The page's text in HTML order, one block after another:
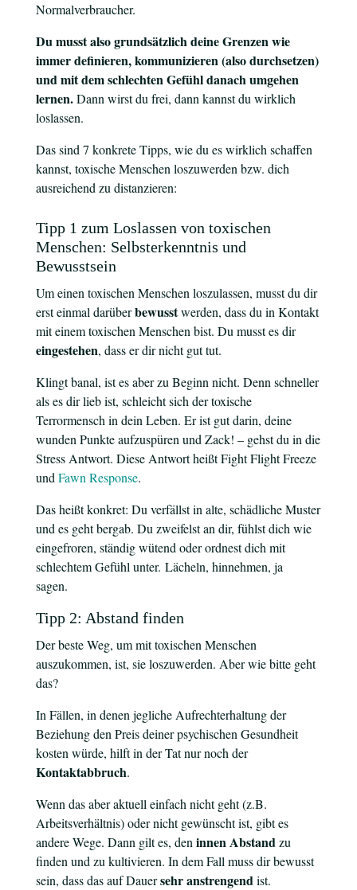
Normalverbraucher.
Du musst also grundsätzlich deine Grenzen wie
immer definieren, kommunizieren (also durchsetzen)
und mit dem schlechten Gefühl danach umgehen
lernen.Dann wirst du frei, dann kannst du wirklich
loslassen.
Das sind 7 konkrete Tipps, wie du es wirklich schaffen
kannst, toxische Menschen loszuwerden bzw. dich
ausreichend zu distanzieren:
Tipp 1 zum Loslassen von toxischen
Menschen: Selbsterkenntnis und
Bewusstsein
Um einen toxischen Menschen loszulassen, musst du dir
erst einmal darüberbewusstwerden, dass du in Kontakt
mit einem toxischen Menschen bist. Du musst es dir
eingestehen, dass er dir nicht gut tut.
Klingt banal, ist es aber zu Beginn nicht. Denn schneller
als es dir lieb ist, schleicht sich der toxische
Terrormensch in dein Leben. Er ist gut darin, deine
wunden Punkte aufzuspüren und Zack! – gehst du in die
Stress Antwort. Diese Antwort heißt Fight Flight Freeze
undFawn Response.
Das heißt konkret: Du verfällst in alte, schädliche Muster
und es geht bergab. Du zweifelst an dir, fühlst dich wie
eingefroren, ständig wütend oder ordnest dich mit
schlechtem Gefühl unter. Lächeln, hinnehmen, ja
sagen.
Tipp 2: Abstand finden
Der beste Weg, um mit toxischen Menschen
auszukommen, ist, sie loszuwerden. Aber wie bitte geht
das?
In Fällen, in denen jegliche Aufrechterhaltung der
Beziehung den Preis deiner psychischen Gesundheit
kosten würde, hilft in der Tat nur noch der
Kontaktabbruch.
Wenn das aber aktuell einfach nicht geht (z.B.
Arbeitsverhältnis) oder nicht gewünscht ist, gibt es
andere Wege. Dann gilt es, deninnen Abstandzu
finden und zu kultivieren. In dem Fall muss dir bewusst
sein, dass das auf Dauersehr anstrengendist.